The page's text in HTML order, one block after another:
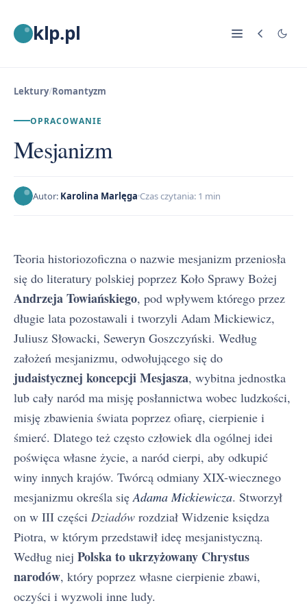
klp.pl
Lektury/Romantyzm
OPRACOWANIE
Mesjanizm
Autor: Karolina Marlęga Czas czytania: 1 min
Teoria historiozoficzna o nazwie mesjanizm przeniosła
się do literatury polskiej poprzez Koło Sprawy Bożej
Andrzeja Towiańskiego, pod wpływem którego przez
długie lata pozostawali i tworzyli Adam Mickiewicz,
Juliusz Słowacki, Seweryn Goszczyński. Według
założeń mesjanizmu, odwołującego się do
judaistycznej koncepcji Mesjasza, wybitna jednostka
lub cały naród ma misję posłannictwa wobec ludzkości,
misję zbawienia świata poprzez ofiarę, cierpienie i
śmierć. Dlatego też często człowiek dla ogólnej idei
poświęca własne życie, a naród cierpi, aby odkupić
winy innych krajów. Twórcą odmiany XIX-wiecznego
mesjanizmu określa się Adama Mickiewicza. Stworzył
on w III części Dziadów rozdział Widzenie księdza
Piotra, w którym przedstawił ideę mesjanistyczną.
Według niej Polska to ukrzyżowany Chrystus
narodów, który poprzez własne cierpienie zbawi,
oczyści i wyzwoli inne ludy.